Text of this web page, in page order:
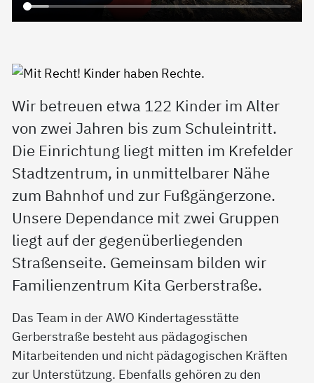
Wir betreuen etwa 122 Kinder im Alter
von zwei Jahren bis zum Schuleintritt.
Die Einrichtung liegt mitten im Krefelder
Stadtzentrum, in unmittelbarer Nähe
zum Bahnhof und zur Fußgängerzone.
Unsere Dependance mit zwei Gruppen
liegt auf der gegenüberliegenden
Straßenseite. Gemeinsam bilden wir
Familienzentrum Kita Gerberstraße.
Das Team in der AWO Kindertagesstätte
Gerberstraße besteht aus pädagogischen
Mitarbeitenden und nicht pädagogischen Kräften
zur Unterstützung. Ebenfalls gehören zu den